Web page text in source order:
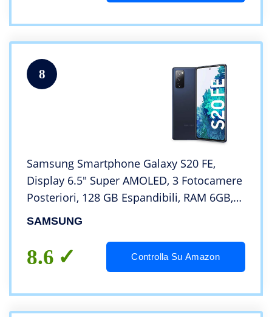
8
Samsung Smartphone Galaxy S20 FE,
Display 6.5″ Super AMOLED, 3 Fotocamere
Posteriori, 128 GB Espandibili, RAM 6GB,
Batteria 4.500mAh, Hybrid SIM, (2020),
SAMSUNG
8.6 Controlla Su Amazon